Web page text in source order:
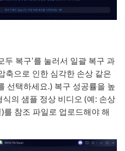
두 복구'를 눌러서 일괄 복구 과
축으로 인한 심각한 손상 같은
선택하세요.) 복구 성공률을 높
의 샘플 정상 비디오 (예: 손상
참조 파일로 업로드해야 해